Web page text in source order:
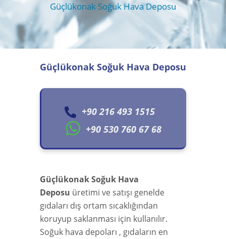
Güçlükonak Soğuk Hava Deposu
Güçlükonak Soğuk Hava Deposu
+90 216 493 1515
+90 530 760 67 68
Güçlükonak Soğuk Hava
Deposu üretimi ve satışı genelde
gıdaları dış ortam sıcaklığından
koruyup saklanması için kullanılır.
Soğuk hava depoları , gıdaların en